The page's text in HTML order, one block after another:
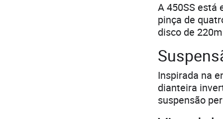
A 450SS está
pinça de
disco de
Inspirada na
dianteira
suspensão